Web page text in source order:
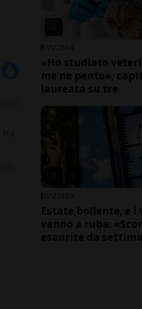
SVIZZERA
«Ho studiato
me ne pento»,
laureata su tre
SVIZZERA
Estate bollente, e
vanno a ruba:
esaurite da